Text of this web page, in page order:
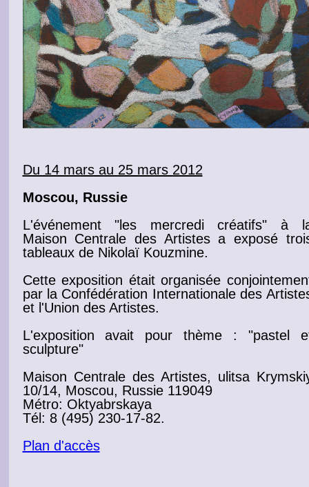
Du 14 mars au 25 mars 2012
Moscou, Russie
L'événement "les mercredi créatifs" à
Maison Centrale des Artistes a exposé
tableauxde Nikolaï Kouzmine.
Cette exposition était organisée
par la Confédération Internationale des
et l'Union des Artistes.
L'exposition avait pour thème : "pastel
sculpture"
Maison Centrale des Artistes, ulitsa
10/14, Moscou, Russie 119049
Métro: Oktyabrskaya
Tél: 8 (495) 230-17-82.
Plan d'accès